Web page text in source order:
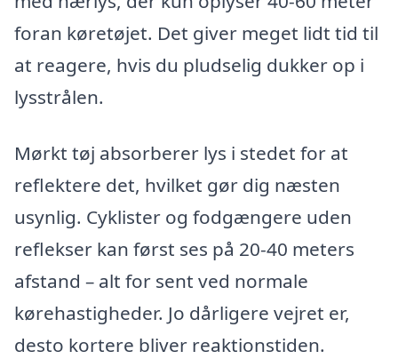
foran køretøjet. Det giver meget lidt tid til
at reagere, hvis du pludselig dukker op i
lysstrålen.
Mørkt tøj absorberer lys i stedet for at
reflektere det, hvilket gør dig næsten
usynlig. Cyklister og fodgængere uden
reflekser kan først ses på 20-40 meters
afstand – alt for sent ved normale
kørehastigheder. Jo dårligere vejret er,
desto kortere bliver reaktionstiden.